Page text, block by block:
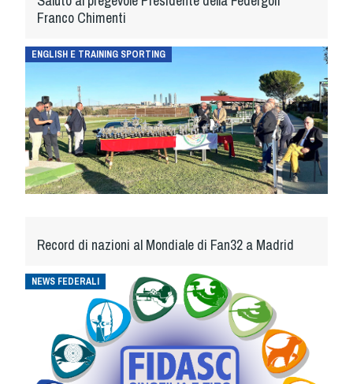
Franco Chimenti
ENGLISH E TRAINING SPORTING
Record di nazioni al Mondiale di Fan32 a Madrid
NEWS FEDERALI